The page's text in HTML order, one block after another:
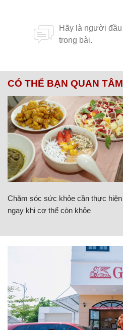
CÓ THỂ BẠN QUAN TÂM
Chăm sóc sức khỏe cần thực hiện
ngay khi cơ thể còn khỏe